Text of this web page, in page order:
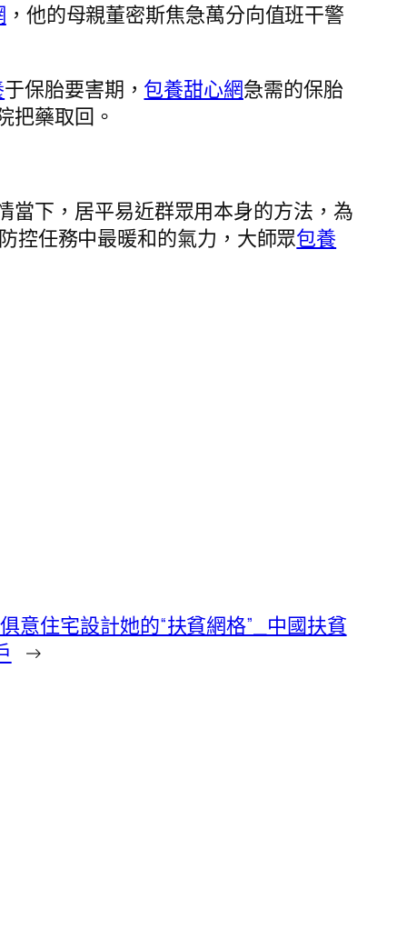
，他的母親董密斯焦急萬分向值班干警
于保胎要害期， 包養甜心網急需的保胎
把藥取回。
當下，居平易近群眾用本身的方法，為
控任務中最暖和的氣力，大師眾包養
意住宅設計她的“扶貧網格”_中國扶貧
→